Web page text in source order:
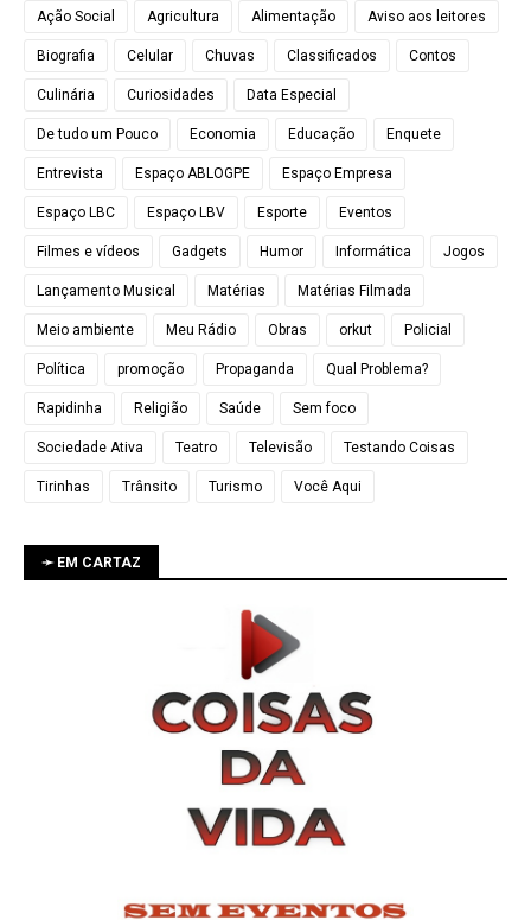
Ação Social Agricultura Alimentação Aviso aos leitores
Biografia Celular Chuvas Classificados Contos
Culinária Curiosidades Data Especial
De tudo um Pouco Economia Educação Enquete
Entrevista Espaço ABLOGPE Espaço Empresa
Espaço LBC Espaço LBV Esporte Eventos
Filmes e vídeos Gadgets Humor Informática Jogos
Lançamento Musical Matérias Matérias Filmada
Meio ambiente Meu Rádio Obras orkut Policial
Política promoção Propaganda Qual Problema?
Rapidinha Religião Saúde Sem foco
Sociedade Ativa Teatro Televisão Testando Coisas
Tirinhas Trânsito Turismo Você Aqui
➛ EM CARTAZ